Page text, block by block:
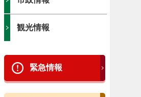
観光情報
緊急情報